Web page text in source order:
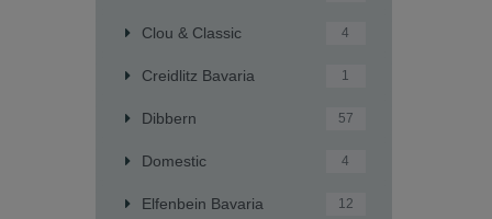
Clou & Classic 4
Creidlitz Bavaria 1
Dibbern 57
Domestic 4
Elfenbein Bavaria 12